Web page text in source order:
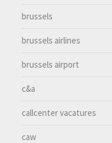
brussels
brussels airlines
brussels airport
c&a
callcenter vacatures
caw